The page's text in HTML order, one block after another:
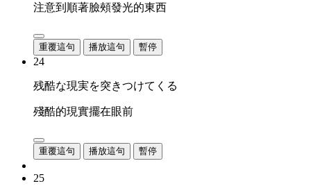
注意到順著臉頰發光的東西
重覆這句 播放這句 暫停
24
残酷な現実を突きつけてくる
殘酷的現實擺在眼前
重覆這句 播放這句 暫停
25